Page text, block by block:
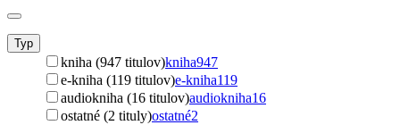
Typ
kniha (947 titulov)kniha947
e-kniha (119 titulov)e-kniha119
audiokniha (16 titulov)audiokniha16
ostatné (2 tituly)ostatné2